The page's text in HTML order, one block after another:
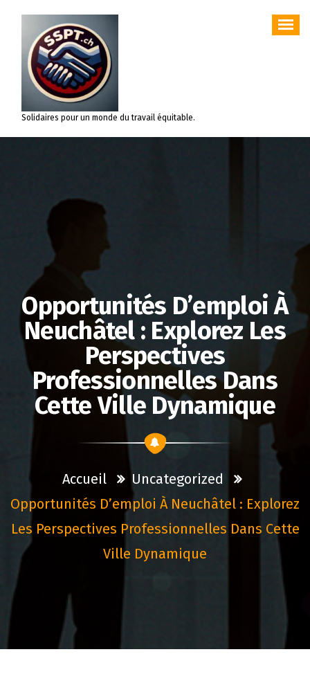
contenu
Solidaires pour un monde du travail équitable.
Opportunités D’emploi À
Neuchâtel : Explorez Les
Perspectives
Professionnelles Dans
Cette Ville Dynamique
Accueil
Uncategorized
Opportunités D’emploi À Neuchâtel : Explorez
Les Perspectives Professionnelles Dans Cette
Ville Dynamique